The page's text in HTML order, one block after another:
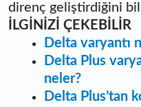
direnç geliştirdiğini
İLGİNİZİ ÇEKEBİLİR
Delta varyantı
Delta Plus
neler?
Delta Plus’tan